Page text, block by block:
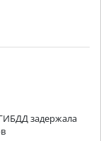
задержала